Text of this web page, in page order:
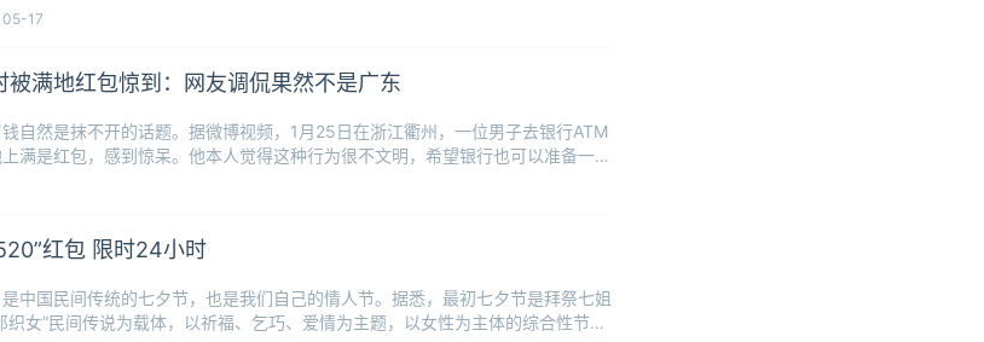
05-17
被满地红包惊到：网友调侃果然不是广东
自然是抹不开的话题。据微博视频，1月25日在浙江衢州，一位男子去银行ATM
满是红包，感到惊呆。他本人觉得这种行为很不文明，希望银行也可以准备一个
红包 限时24小时
中国民间传统的七夕节，也是我们自己的情人节。据悉，最初七夕节是拜祭七姐
织女”民间传说为载体，以祈福、乞巧、爱情为主题，以女性为主体的综合性节